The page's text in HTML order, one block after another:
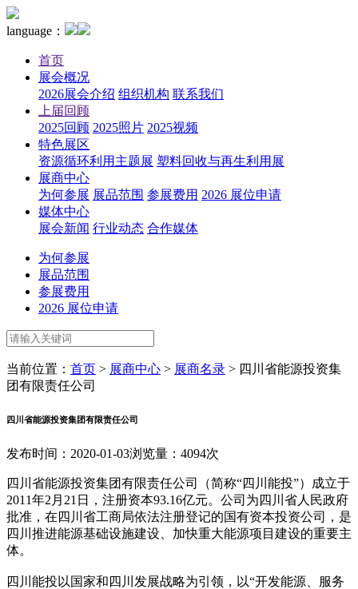
language：
首页
展会概况
2026展会介绍 组织机构 联系我们
上届回顾
2025回顾 2025照片 2025视频
特色展区
资源循环利用主题展 塑料回收与再生利用展
展商中心
为何参展 展品范围 参展费用 2026 展位申请
媒体中心
展会新闻 行业动态 合作媒体
为何参展
展品范围
参展费用
2026 展位申请
当前位置： 首页 > 展商中心 > 展商名录 > 四川省能源投资集
团有限责任公司
四川省能源投资集团有限责任公司
发布时间：2020-01-03浏览量：4094次
四川省能源投资集团有限责任公司（简称“四川能投”）成立于
2011年2月21日，注册资本93.16亿元。公司为四川省人民政府
批准，在四川省工商局依法注册登记的国有资本投资公司，是
四川推进能源基础设施建设、加快重大能源项目建设的重要主
体。
四川能投以国家和四川发展战略为引领，以“开发能源、服务